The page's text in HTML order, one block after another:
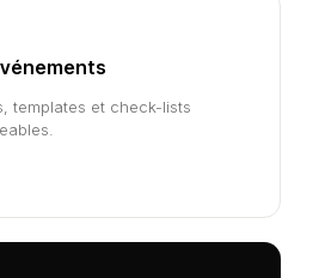
templates et check-lists